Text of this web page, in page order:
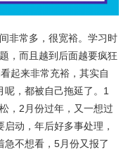
非常多，很宽裕。学习时
，而且越到后面越要疯狂
起来非常充裕，其实自
呢，都被自己拖延了。1
，2月份过年，又一想过
动，年后好多事处理，
急不想看，5月份又报了